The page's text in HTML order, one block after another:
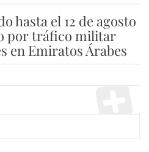
hasta el 12 de agosto
por tráfico militar
en Emiratos Árabes